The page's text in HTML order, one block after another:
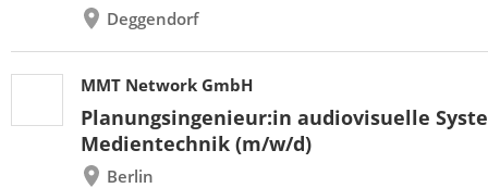
Deggendorf
MMT Network GmbH
Planungsingenieur:in audiovisuelle
Medientechnik (m/w/d)
Berlin